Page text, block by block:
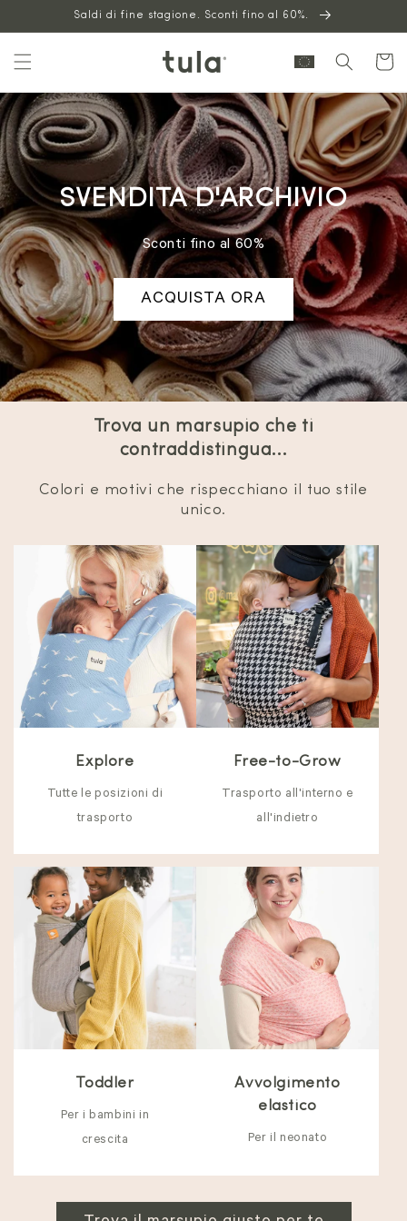
contenuto
Saldi di fine stagione. Sconti fino al 60%.
Carrello
SVENDITA D'ARCHIVIO
Sconti fino al 60%
ACQUISTA ORA
Trova un marsupio che ti
contraddistingua...
Colori e motivi che rispecchiano il tuo stile
unico.
Explore
Tutte le posizioni di
trasporto
Free-to-Grow
Trasporto all'interno e
all'indietro
Toddler
Per i bambini in
crescita
Avvolgimento
elastico
Per il neonato